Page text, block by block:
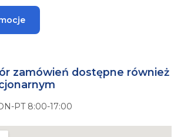
zamówień dostępne również
PT 8:00-17:00